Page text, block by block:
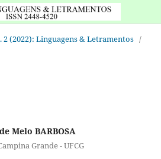
2 (2022): Linguagens & Letramentos /
Melo BARBOSA
Grande - UFCG